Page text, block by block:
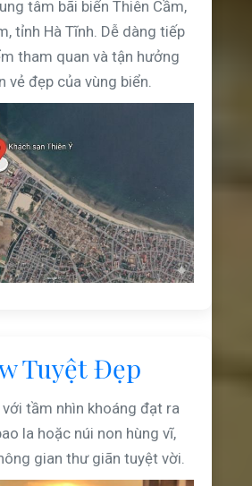
tâm bãi biển Thiên Cầm,
tỉnh Hà Tĩnh. Dễ dàng tiếp
tham quan và tận hưởng
vẻ đẹp của vùng biển.
Tuyệt Đẹp
tầm nhìn khoáng đạt ra
la hoặc núi non hùng vĩ,
gian thư giãn tuyệt vời.